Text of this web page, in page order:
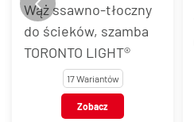
Wąż ssawno-tłoczny
do ścieków, szamba
TORONTO LIGHT®
17 Wariantów
Zobacz